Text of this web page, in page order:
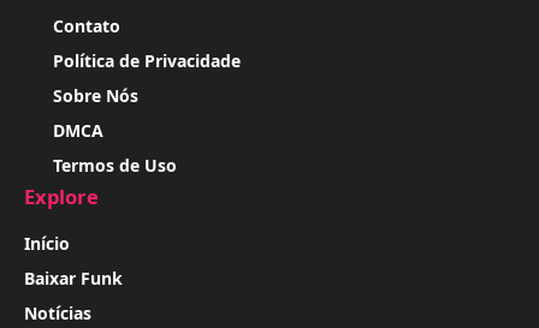
Contato
Política de Privacidade
Sobre Nós
DMCA
Termos de Uso
Explore
Início
Baixar Funk
Notícias